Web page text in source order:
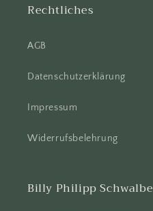
Rechtliches
AGB
Datenschutzerklärung
Impressum
Widerrufsbelehrung
Billy Philipp Schwalbe